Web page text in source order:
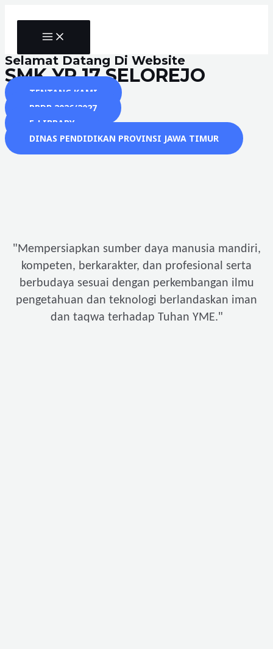
MAIN
MENU
Selamat Datang Di Website
SMK YP 17 SELOREJO
TENTANG KAMI
PPDB 2026/2027
E-LIBRARY
DINAS PENDIDIKAN PROVINSI JAWA TIMUR
"Mempersiapkan sumber daya manusia mandiri,
kompeten, berkarakter, dan profesional serta
berbudaya sesuai dengan perkembangan ilmu
pengetahuan dan teknologi berlandaskan iman
dan taqwa terhadap Tuhan YME."